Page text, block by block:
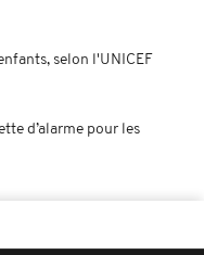
selon l'UNICEF
d’alarme pour les